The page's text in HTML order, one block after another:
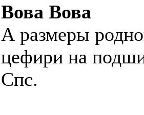
Вова Вова
А размеры
цефири на
Спс.